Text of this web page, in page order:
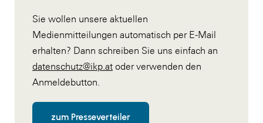
Sie wollen unsere aktuellen
Medienmitteilungen automatisch per E-Mail
erhalten? Dann schreiben Sie uns einfach an
datenschutz@ikp.at oder verwenden den
Anmeldebutton.
zum Presseverteiler